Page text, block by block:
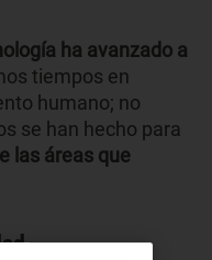
ha avanzado a
tiempos en
humano; no
se han hecho para
las áreas que